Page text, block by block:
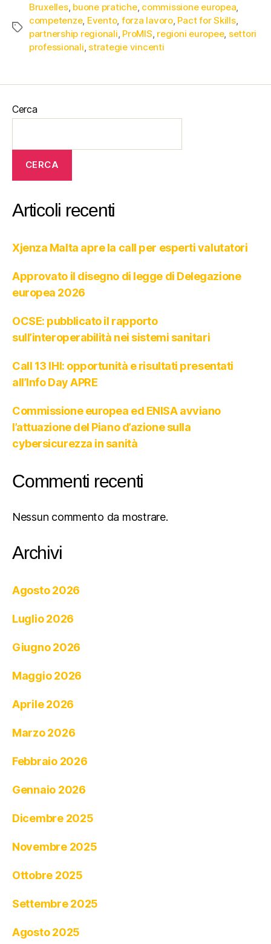
Bruxelles, buone pratiche, commissione europea
competenze, Evento, forza lavoro, Pact for Skills,
partnership regionali ProMIS regioni europee, settori
professionali strategie vincenti
Cerca
CERCA
Articoli recenti
Xjenza Malta apre la call per esperti valutatori
Approvato il disegno di legge di Delegazione
europea 2026
OCSE: pubblicato il rapporto
sull’interoperabilità nei sistemi sanitari
Call 13 IHI: opportunità e risultati presentati
all’Info Day APRE
Commissione europea ed ENISA avviano
l’attuazione del Piano d’azione sulla
cybersicurezza in sanità
Commenti recenti
Nessun commento da mostrare.
Archivi
Agosto 2026
Luglio 2026
Giugno 2026
Maggio 2026
Aprile 2026
Marzo 2026
Febbraio 2026
Gennaio 2026
Dicembre 2025
Novembre 2025
Ottobre 2025
Settembre 2025
Agosto 2025